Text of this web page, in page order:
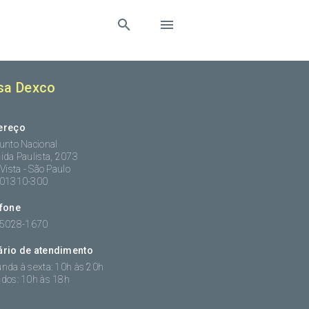
Dexco
Nacional
Paulista, 2073
- São Paulo
300
1670
de atendimento
à sexta: 10h às 20h
10h às 18h